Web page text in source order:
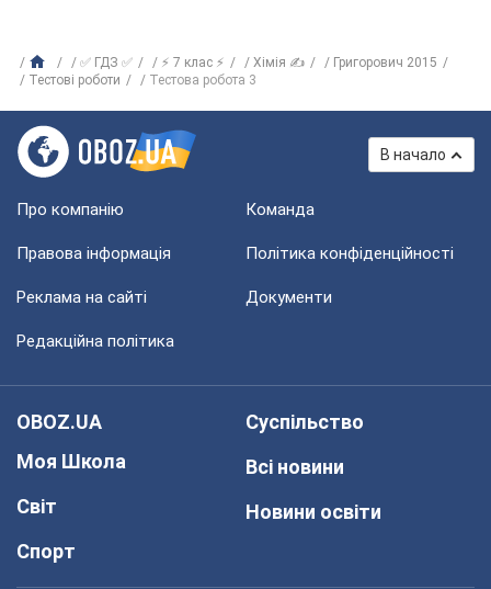
✅ ГДЗ ✅ ⚡ 7 клас ⚡ Хімія ✍
Григорович 2015
Тестові роботи
Тестова робота 3
В начало
Про компанію Команда
Правова інформація Політика конфіденційності
Реклама на сайті Документи
Редакційна політика
OBOZ.UA
Моя Школа
Світ
Спорт
Суспільство
Всі новини
Новини освіти